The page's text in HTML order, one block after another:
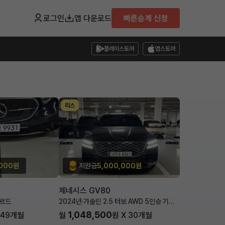
로그인 앱 다운로드 빠른승계 신청
플레이스토어 앱스토어
원
드
49개월
리스
지원금5,000,000원
제네시스 GV80
2024년·가솔린 2.5 터보 AWD 5인승 기본
월 1,048,500원 X 30개월